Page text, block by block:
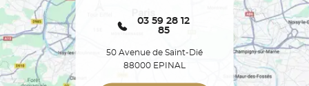
03 59 28 12
85
50 Avenue de Saint-Dié
88000 EPINAL